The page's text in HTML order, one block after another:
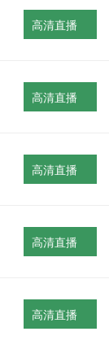
高清直播
高清直播
高清直播
高清直播
高清直播